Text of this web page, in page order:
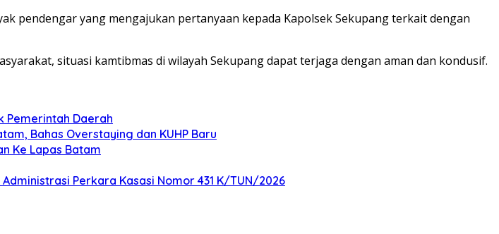
pendengar yang mengajukan pertanyaan kepada Kapolsek Sekupang terkait dengan
situasi kamtibmas di wilayah Sekupang dapat terjaga dengan aman dan kondusif.
Pemerintah Daerah
Bahas Overstaying dan KUHP Baru
Ke Lapas Batam
Administrasi Perkara Kasasi Nomor 431 K/TUN/2026